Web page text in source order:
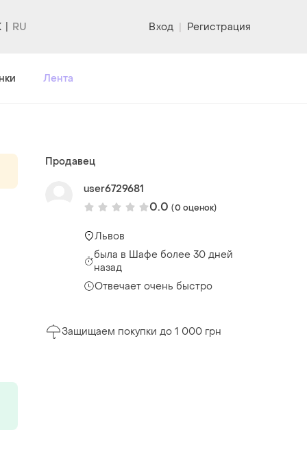
Вход | Регистрация
Лента
Продавец
user6729681
0.0 (0 оценок)
Львов
была в Шафе более 30 дней
назад
Отвечает очень быстро
Защищаем покупки до 1 000 грн